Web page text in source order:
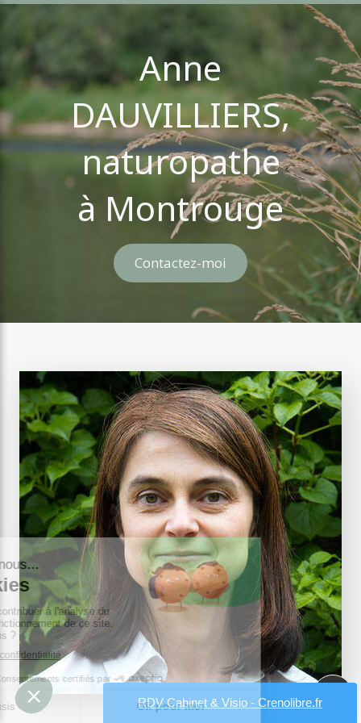
Anne
DAUVILLIERS,
naturopathe
à Montrouge
Contactez-moi
RDV Cabinet & Visio - Crenolibre.fr